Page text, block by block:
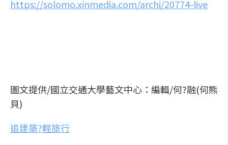
https://solomo.xinmedia.com/archi/20774-live
圖文提供/國立交通大學藝文中心：編輯/何?融(何熊
貝)
追建築?輕旅行